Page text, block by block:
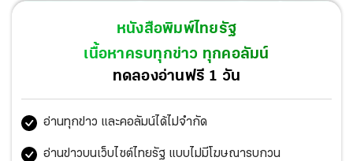
ยอมแน่ ถ้าเน้นการอภิปรายพาดพิงถึงคนนอก ประธานสภา
จะต้องควบคุม
หนังสือพิมพ์ไทยรัฐ
เนื้อหาครบทุกข่าว ทุกคอลัมน์
ทดลองอ่านฟรี 1 วัน
อ่านทุกข่าว และคอลัมน์ได้ไม่จำกัด
อ่านข่าวบนเว็บไซต์ไทยรัฐ แบบไม่มีโฆษณารบกวน